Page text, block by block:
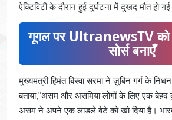
ऐक्टिविटी के दौरान हुई दुर्घटना में दुखद मौत हो
गूगल पर UltranewsTV को
सोर्स बनाएँ
मुख्यमंत्री हिमंत बिस्वा सरमा ने ज़ुबिन गर्ग के
बताया,"असम और असमिया लोगों के लिए एक
असम ने अपने एक लाडले बेटे को खो दिया है।